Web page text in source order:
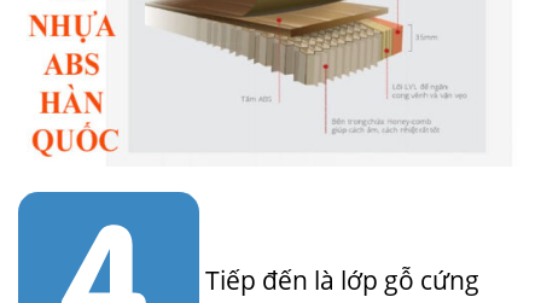
Tiếp đến là lớp gỗ cứng